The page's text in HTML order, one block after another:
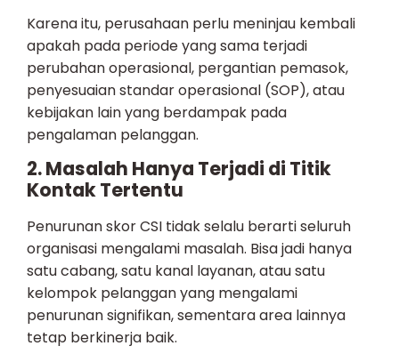
Karena itu, perusahaan perlu meninjau kembali
apakah pada periode yang sama terjadi
perubahan operasional, pergantian pemasok,
penyesuaian standar operasional (SOP), atau
kebijakan lain yang berdampak pada
pengalaman pelanggan.
2. Masalah Hanya Terjadi di Titik
Kontak Tertentu
Penurunan skor CSI tidak selalu berarti seluruh
organisasi mengalami masalah. Bisa jadi hanya
satu cabang, satu kanal layanan, atau satu
kelompok pelanggan yang mengalami
penurunan signifikan, sementara area lainnya
tetap berkinerja baik.